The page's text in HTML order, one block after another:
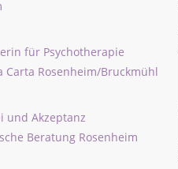
für Psychotherapie
Carta Rosenheim/Bruckmühl
und Akzeptanz
Beratung Rosenheim